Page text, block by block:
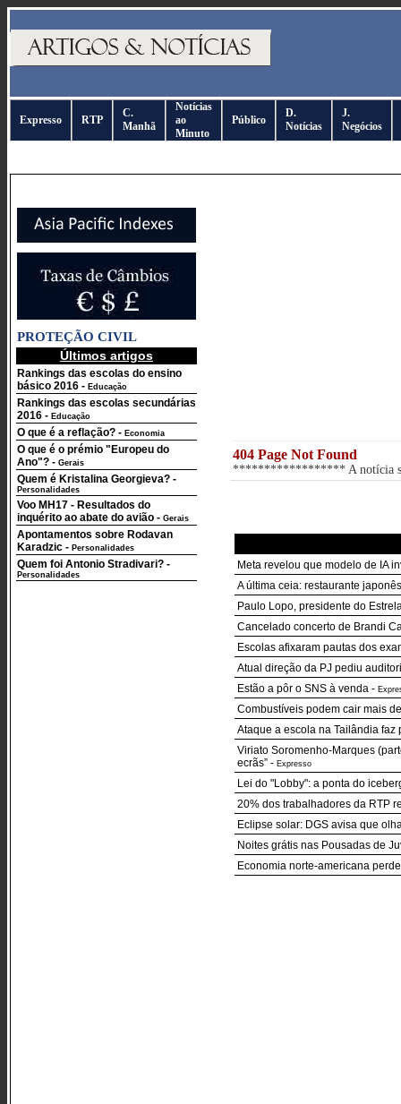
Expresso RTP
C.
Manhã
Notícias
ao
Minuto
Público
D.
Notícias
J.
Negócios
PROTEÇÃO CIVIL
Últimos artigos
Rankings das escolas do ensino
básico 2016 - Educação
Rankings das escolas secundárias
2016 - Educação
O que é a reflação? - Economia
O que é o prémio "Europeu do
Ano"? - Gerais
Quem é Kristalina Georgieva? -
Personalidades
Voo MH17 - Resultados do
inquérito ao abate do avião - Gerais
Apontamentos sobre Rodavan
Karadzic - Personalidades
Quem foi Antonio Stradivari? -
Personalidades
404 Page Not Found
****************** A notícia
Meta revelou que modelo de IA
A última ceia: restaurante
Paulo Lopo, presidente do
Cancelado concerto de Brandi
Escolas afixaram pautas dos
Atual direção da PJ pediu
Estão a pôr o SNS à venda -
Combustíveis podem cair mais
Ataque a escola na Tailândia faz
Viriato Soromenho-Marques
ecrãs” - Expresso
Lei do "Lobby": a ponta do
20% dos trabalhadores da RTP
Eclipse solar: DGS avisa que
Noites grátis nas Pousadas de
Economia norte-americana